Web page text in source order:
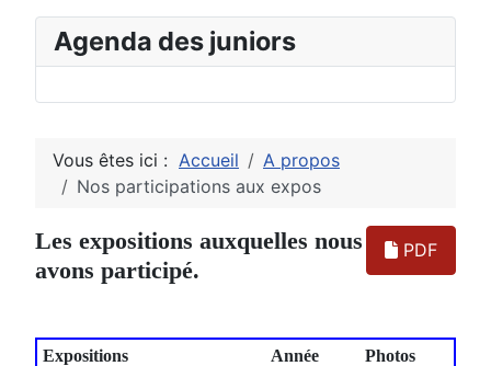
Agenda des juniors
Vous êtes ici : Accueil
A propos
Nos participations aux expos
PDF
Les expositions auxquelles nous
avons participé.
Expositions Année Photos